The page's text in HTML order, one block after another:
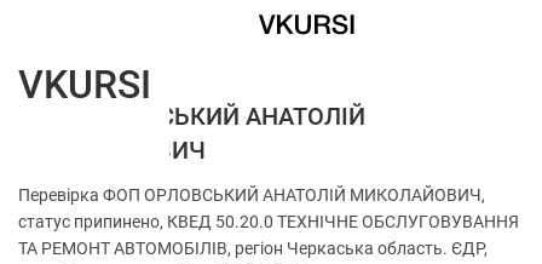
ФОП ОРЛОВСЬКИЙ АНАТОЛІЙ
МИКОЛАЙОВИЧ
Перевірка ФОП ОРЛОВСЬКИЙ АНАТОЛІЙ МИКОЛАЙОВИЧ,
статус припинено, КВЕД 50.20.0 ТЕХНІЧНЕ ОБСЛУГОВУВАННЯ
ТА РЕМОНТ АВТОМОБІЛІВ, регіон Черкаська область. ЄДР,
VKURSI